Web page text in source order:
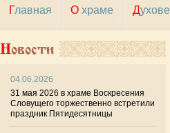
Главная О храме
Новости
04.06.2026
31 мая 2026 в храме Воскресения
Словущего торжественно встретили
праздник Пятидесятницы